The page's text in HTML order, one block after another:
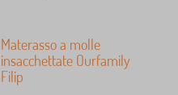
Materasso a molle
insacchettate Ourfamily
Filip